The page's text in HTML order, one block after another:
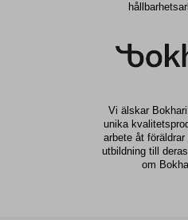
Vi älskar
unika
arbete åt
utbildning till
om